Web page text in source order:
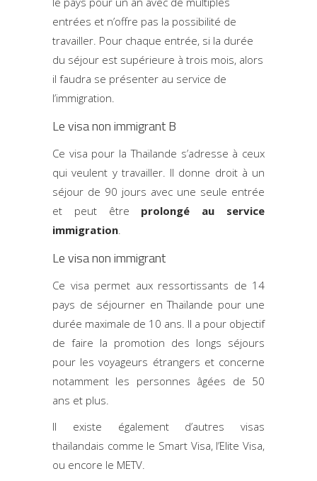
entrées et n’offre pas la possibilité de
travailler. Pour chaque entrée, si la durée
du séjour est supérieure à trois mois, alors
il faudra se présenter au service de
l’immigration.
Le visa non immigrant B
Ce visa pour la Thaïlande s’adresse à ceux
qui veulent y travailler. Il donne droit à un
séjour de 90 jours avec une seule entrée
et peut être prolongé au service
immigration
Le visa non immigrant
Ce visa permet aux ressortissants de 14
pays de séjourner en Thaïlande pour une
durée maximale de 10 ans. Il a pour objectif
de faire la promotion des longs séjours
pour les voyageurs étrangers et concerne
notamment les personnes âgées de 50
ans et plus.
Il existe également d’autres visas
thaïlandais comme le Smart Visa, l’Elite Visa,
ou encore le METV.